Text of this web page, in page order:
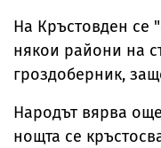
На Кръстовден се
някои райони на
гроздоберник,
Народът вярва
нощта се